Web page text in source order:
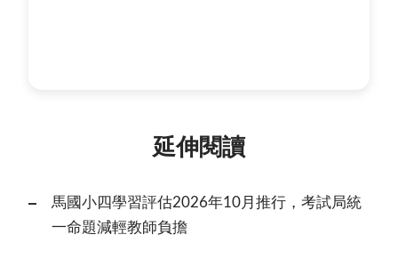
延伸閱讀
馬國小四學習評估2026年10月推行，考試局統
一命題減輕教師負擔